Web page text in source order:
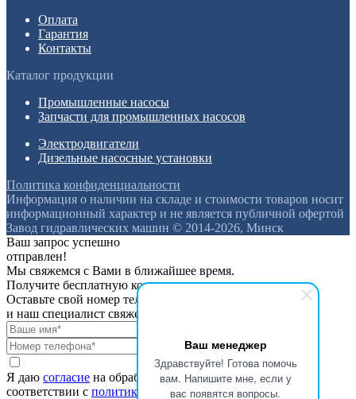
Ваш менеджер
Здравствуйте! Готова помочь
вам. Напишите мне, если у
вас появятся вопросы.
Оплата
Гарантия
Контакты
Каталог продукции
Промышленные насосы
Запчасти для промышленных насосов
Электродвигатели
Дизельные насосные установки
Политика конфиденциальности
Информация о наличии на складе и стоимости товаров носит
информационный характер и не является публичной офертой
Завод гидравлических машин © 2014-2026, Минск
Ваш запрос успешно
отправлен!
Мы свяжемся с Вами в ближайшее время.
Получите бесплатную консультацию
Оставьте свой номер телефона
и наш специалист свяжется с вами
Я даю согласие на обработку персональных данных в
соответствии с политикой конфиденциальности